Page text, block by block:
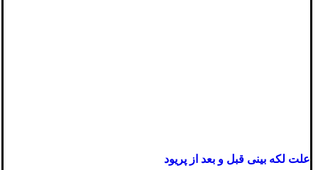
علت لکه بینی قبل و بعد از پریود